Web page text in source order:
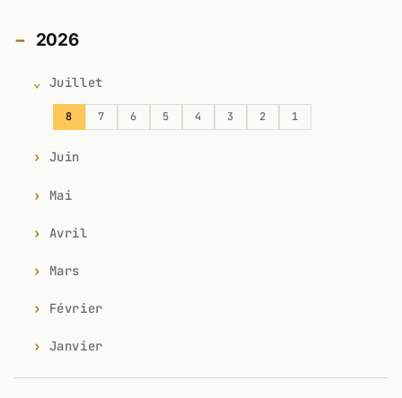
2026
Juillet
8 7 6 5 4 3 2 1
Juin
Mai
Avril
Mars
Février
Janvier